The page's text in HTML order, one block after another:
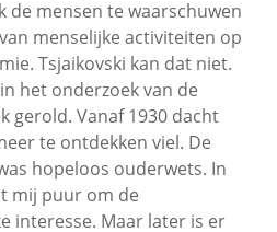
de mensen te waarschuwen
menselijke activiteiten op
Tsjaikovski kan dat niet.
het onderzoek van de
gerold. Vanaf 1930 dacht
te ontdekken viel. De
hopeloos ouderwets. In
mij puur om de
interesse. Maar later is er